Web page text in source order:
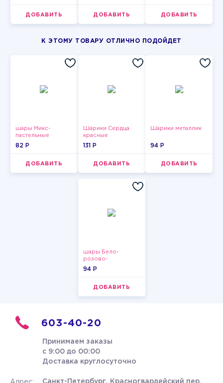
ДОБАВИТЬ ДОБАВИТЬ ДОБАВИТЬ
К ЭТОМУ ТОВАРУ ОТЛИЧНО ПОДОЙДЕТ
шары Микс-
пастельные
82 P
ДОБАВИТЬ
Шарики Сердца
красные
131 P
ДОБАВИТЬ
Шарики металлик
94 P
ДОБАВИТЬ
шары Бело-
розово-
фиолетово-
94 P
ДОБАВИТЬ
603-40-20
Принимаем заказы
с 9:00 до 00:00
Доставка круглосуточно
Санкт-Петербург, Красногвардейский пер.